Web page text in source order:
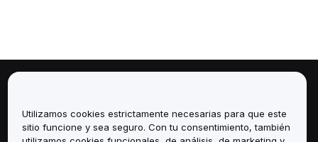
Servicios
Utilizamos cookies estrictamente necesarias para que este
sitio funcione y sea seguro. Con tu consentimiento, también